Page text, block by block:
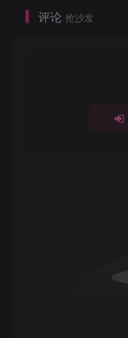
评论 抢沙发